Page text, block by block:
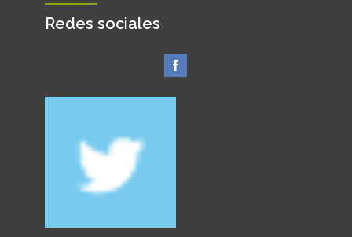
Redes sociales